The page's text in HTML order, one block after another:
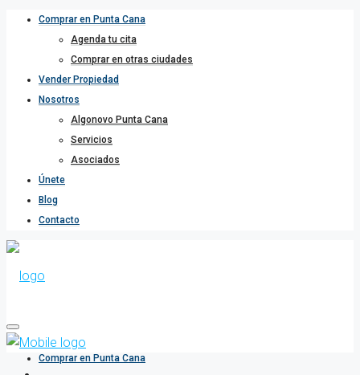
Comprar en Punta Cana
Agenda tu cita
Comprar en otras ciudades
Vender Propiedad
Nosotros
Algonovo Punta Cana
Servicios
Asociados
Únete
Blog
Contacto
Comprar en Punta Cana